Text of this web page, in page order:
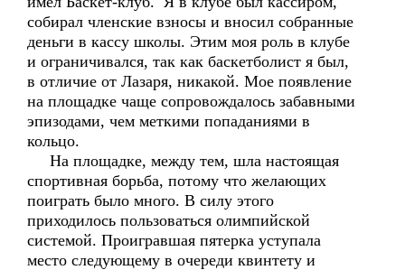
собирал членские взносы и вносил собранные
деньги в кассу школы. Этим моя роль в клубе
и ограничивался, так как баскетболист я был,
в отличие от Лазаря, никакой. Мое появление
на площадке чаще сопровождалось забавными
эпизодами, чем меткими попаданиями в
кольцо.
На площадке, между тем, шла настоящая
спортивная борьба, потому что желающих
поиграть было много. В силу этого
приходилось пользоваться олимпийской
системой. Проигравшая пятерка уступала
место следующему в очереди квинтету и